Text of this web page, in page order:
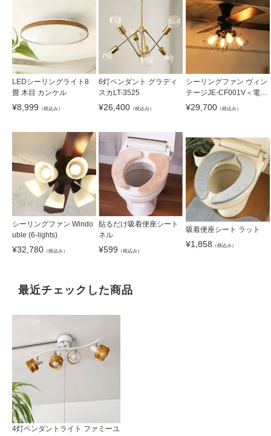
LEDシーリングライト8
畳 木目 カンケル
¥8,999 （税込み）
6灯ペンダント グラディ
スカLT-3525
¥26,400 （税込み）
シーリングファン ヴィン
テージJE-CF001V＜電球
付＞
¥29,700（税込み）
シーリングファン Windo
uble (6-lights)
¥32,780 （税込み）
貼るだけ吸着便座シート
ネル
¥599 （税込み）
吸着便座シート ラット
¥1,858 （税込み）
最近チェックした商品
4灯ペンダントライト ファミーユ